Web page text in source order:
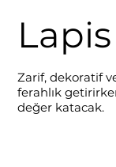
Zarif, dekoratif
ferahlık
değer katacak.